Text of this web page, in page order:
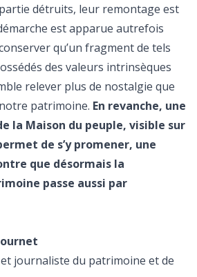
détruits, leur remontage est
est apparue autrefois
qu’un fragment de tels
des valeurs intrinsèques
relever plus de nostalgie que
patrimoine. En revanche, une
la Maison du peuple, visible sur
de s’y promener, une
que désormais la
passe aussi par
journaliste du patrimoine et de